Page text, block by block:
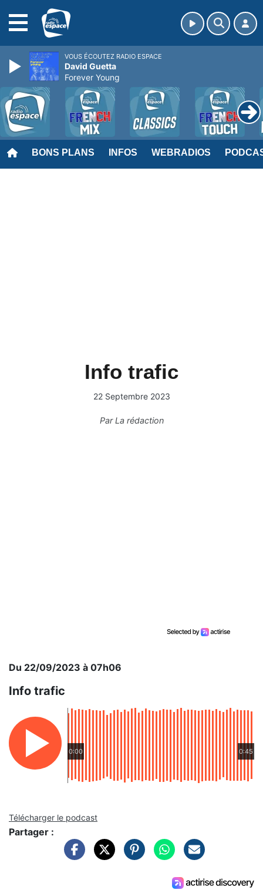
BONS PLANS INFOS WEBRADIOS
Info trafic
22 Septembre 2023
ParLa rédaction
Du 22/09/2023 à 07h06
Info trafic
0:00 0:45
Télécharger le podcast
Partager :
VOUS ÉCOUTEZ RADIO ESPACE
David Guetta
Forever Young